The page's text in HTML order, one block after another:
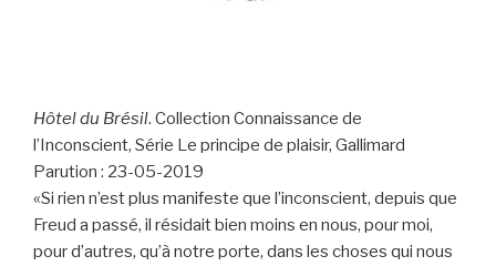
Hôtel du Brésil. Collection Connaissance de
l’Inconscient, Série Le principe de plaisir, Gallimard
Parution : 23-05-2019
«Si rien n’est plus manifeste que l’inconscient, depuis que
Freud a passé, il résidait bien moins en nous, pour moi,
pour d’autres, qu’à notre porte, dans les choses qui nous